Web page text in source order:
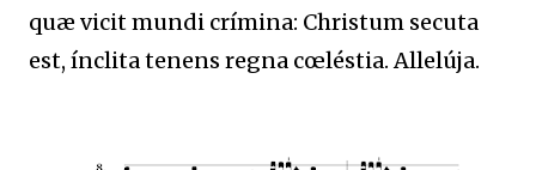
quæ vicit mundi crímina: Christum secuta
est, ínclita tenens regna cœléstia. Allelúja.